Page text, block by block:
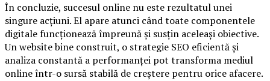
În concluzie, succesul online nu este rezultatul unei
singure acțiuni. El apare atunci când toate componentele
digitale funcționează împreună și susțin aceleași obiective.
Un website bine construit, o strategie SEO eficientă și
analiza constantă a performanței pot transforma mediul
online într-o sursă stabilă de creștere pentru orice afacere.